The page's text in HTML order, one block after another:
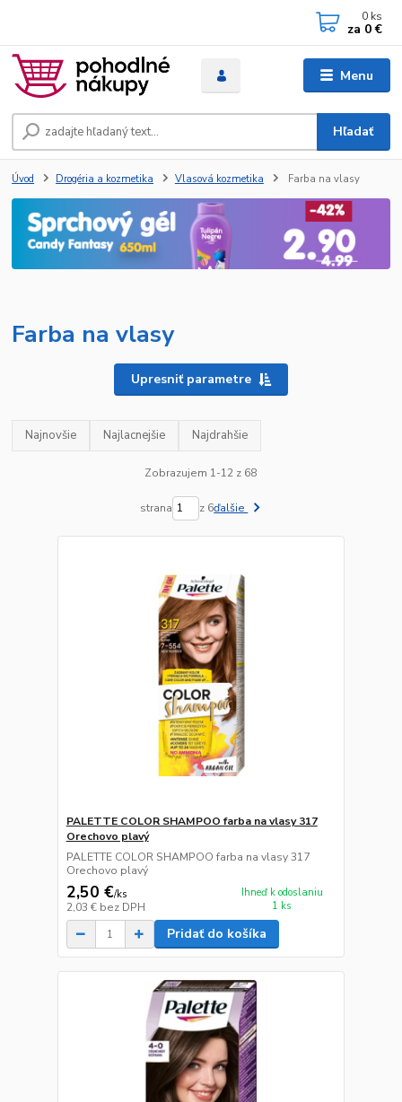
Menu
Hľadať
0 ks
za 0 €
Úvod Drogéria a kozmetika Vlasová kozmetika Farba na vlasy
Farba na vlasy
Upresniť parametre
Najnovšie Najlacnejšie Najdrahšie
Zobrazujem 1-12 z 68
strana z 6ďalšie
PALETTE COLOR SHAMPOO farba na vlasy 317
Orechovo plavý
PALETTE COLOR SHAMPOO farba na vlasy 317
Orechovo plavý
2,50 €/ks
2,03 € bez DPH
Ihneď k odoslaniu
1 ks
Pridať do košíka